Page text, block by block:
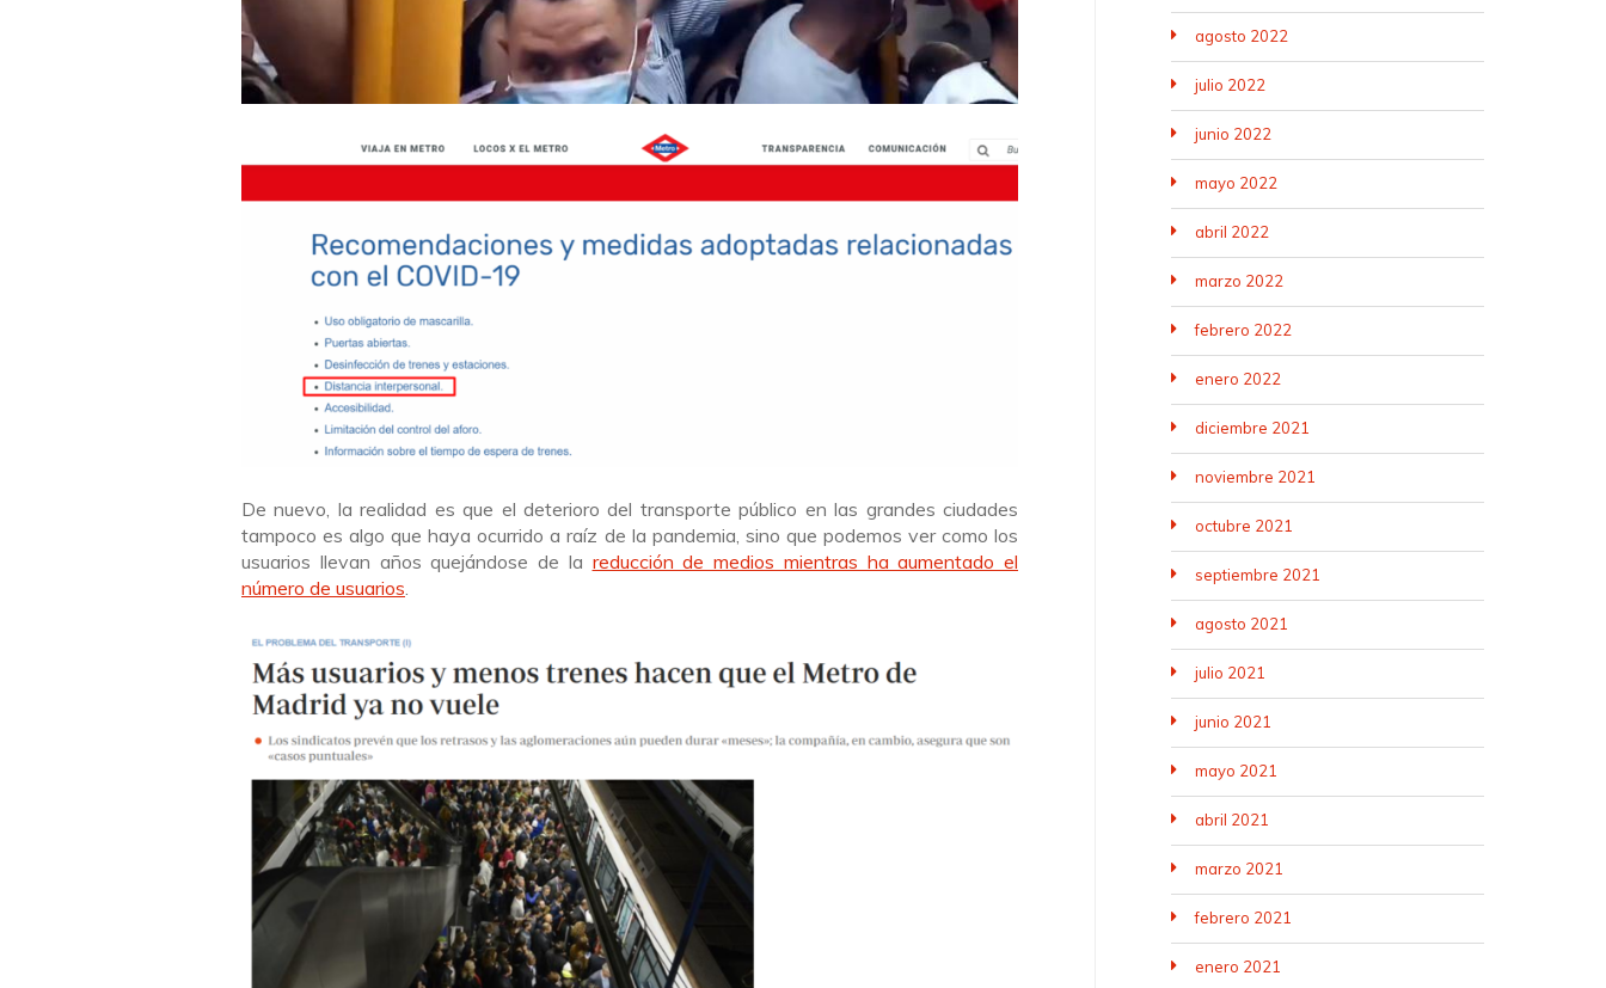
De nuevo, la realidad es que el deterioro del transporte público en las grandes ciudades
tampoco es algo que haya ocurrido a raíz de la pandemia, sino que podemos ver como los
usuarios llevan años quejándose de la reducción de medios mientras ha aumentado el
número de usuarios
agosto 2022
julio 2022
junio 2022
mayo 2022
abril 2022
marzo 2022
febrero 2022
enero 2022
diciembre 2021
noviembre 2021
octubre 2021
septiembre 2021
agosto 2021
julio 2021
junio 2021
mayo 2021
abril 2021
marzo 2021
febrero 2021
enero 2021